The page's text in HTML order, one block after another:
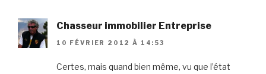
Chasseur immobilier Entreprise
10 FÉVRIER 2012 À 14:53
Certes, mais quand bien même, vu que l’état